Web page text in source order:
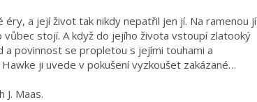
a její život tak nikdy nepatřil jen jí. Na ramenou jí
stojí. A když do jejího života vstoupí zlatooký
povinnost se propletou s jejími touhami a
ji uvede v pokušení vyzkoušet zakázané…
J. Maas.